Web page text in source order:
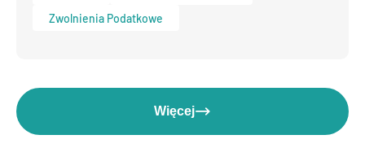
Zwolnienia Podatkowe
Więcej